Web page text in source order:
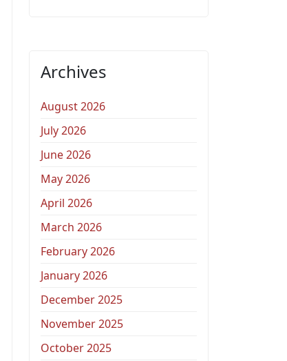
Archives
August 2026
July 2026
June 2026
May 2026
April 2026
March 2026
February 2026
January 2026
December 2025
November 2025
October 2025